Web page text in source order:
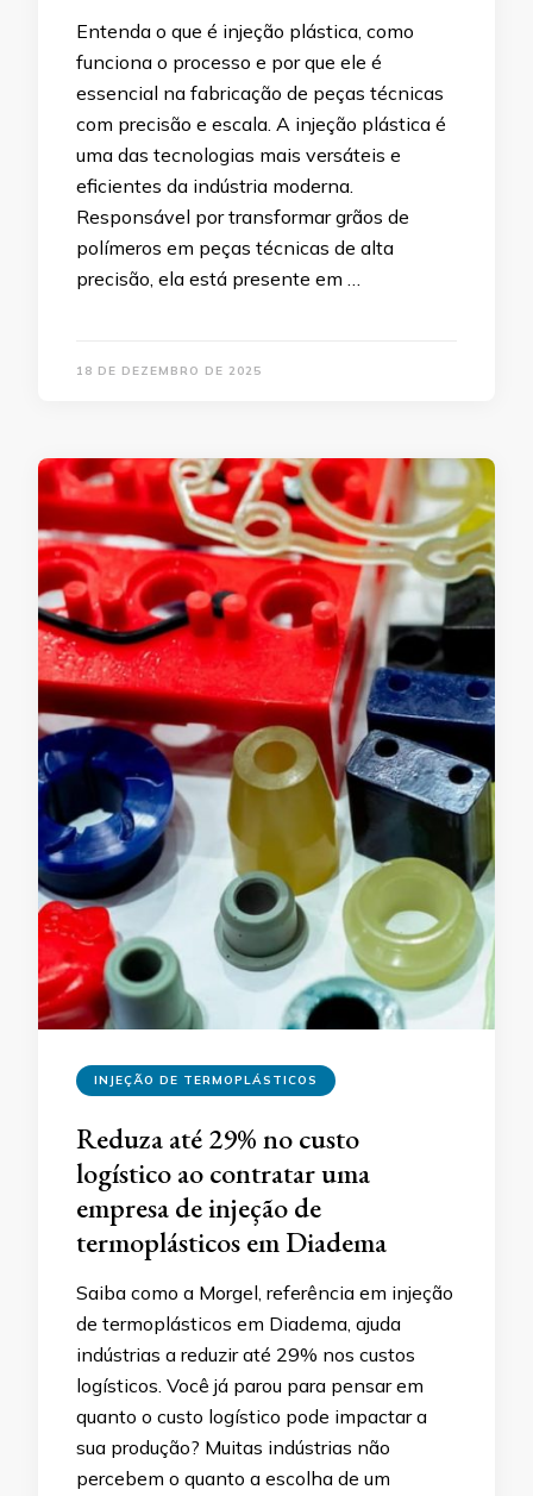
Entenda o que é injeção plástica, como
funciona o processo e por que ele é
essencial na fabricação de peças técnicas
com precisão e escala. A injeção plástica é
uma das tecnologias mais versáteis e
eficientes da indústria moderna.
Responsável por transformar grãos de
polímeros em peças técnicas de alta
precisão, ela está presente em …
18 DE DEZEMBRO DE 2025
INJEÇÃO DE TERMOPLÁSTICOS
Reduza até 29% no custo
logístico ao contratar uma
empresa de injeção de
termoplásticos em Diadema
Saiba como a Morgel, referência em injeção
de termoplásticos em Diadema, ajuda
indústrias a reduzir até 29% nos custos
logísticos. Você já parou para pensar em
quanto o custo logístico pode impactar a
sua produção? Muitas indústrias não
percebem o quanto a escolha de um